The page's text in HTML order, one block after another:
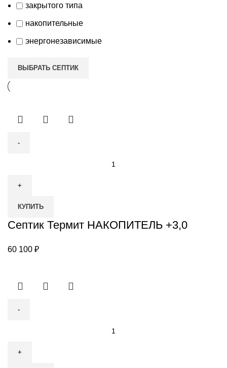
закрытого типа
накопительные
энергонезависимые
ВЫБРАТЬ СЕПТИК
Септик
НАКОПИТЕЛЬ
+3,0
КУПИТЬ
Септик Термит НАКОПИТЕЛЬ +3,0
60 100 ₽
КИТ-5-